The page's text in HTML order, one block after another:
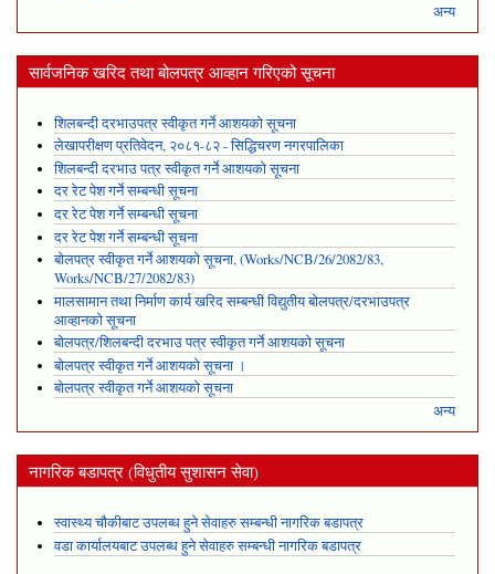
अन्य
सार्वजनिक खरिद तथा बोलपत्र आव्हान गरिएको सूचना
शिलबन्दी दरभाउपत्र स्वीकृत गर्ने आशयको सूचना
लेखापरीक्षण प्रतिवेदन, २०८१-८२ - सिद्धिचरण नगरपालिका
शिलबन्दी दरभाउ पत्र स्वीकृत गर्ने आशयको सूचना
दर रेट पेश गर्ने सम्बन्धी सूचना
दर रेट पेश गर्ने सम्बन्धी सूचना
दर रेट पेश गर्ने सम्बन्धी सूचना
बोलपत्र स्वीकृत गर्ने आशयको सूचना, (Works/NCB/26/2082/83,
Works/NCB/27/2082/83)
मालसामान तथा निर्माण कार्य खरिद सम्बन्धी विद्युतीय बोलपत्र/दरभाउपत्र
आव्हानको सूचना
बोलपत्र/शिलबन्दी दरभाउ पत्र स्वीकृत गर्ने आशयको सूचना
बोलपत्र स्वीकृत गर्ने आशयको सूचना ।
बोलपत्र स्वीकृत गर्ने आशयको सूचना
अन्य
नागरिक बडापत्र (विधुतीय सुशासन सेवा)
स्वास्थ्य चौकीबाट उपलब्ध हुने सेवाहरु सम्बन्धी नागरिक बडापत्र
वडा कार्यालयबाट उपलब्ध हुने सेवाहरु सम्बन्धी नागरिक बडापत्र